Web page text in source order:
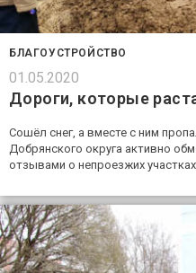
БЛАГОУСТРОЙСТВО
01.05.2020
Дороги, которые
Сошёл снег, а вместе с ним
Добрянского округа активно
отзывами о непроезжих участках.